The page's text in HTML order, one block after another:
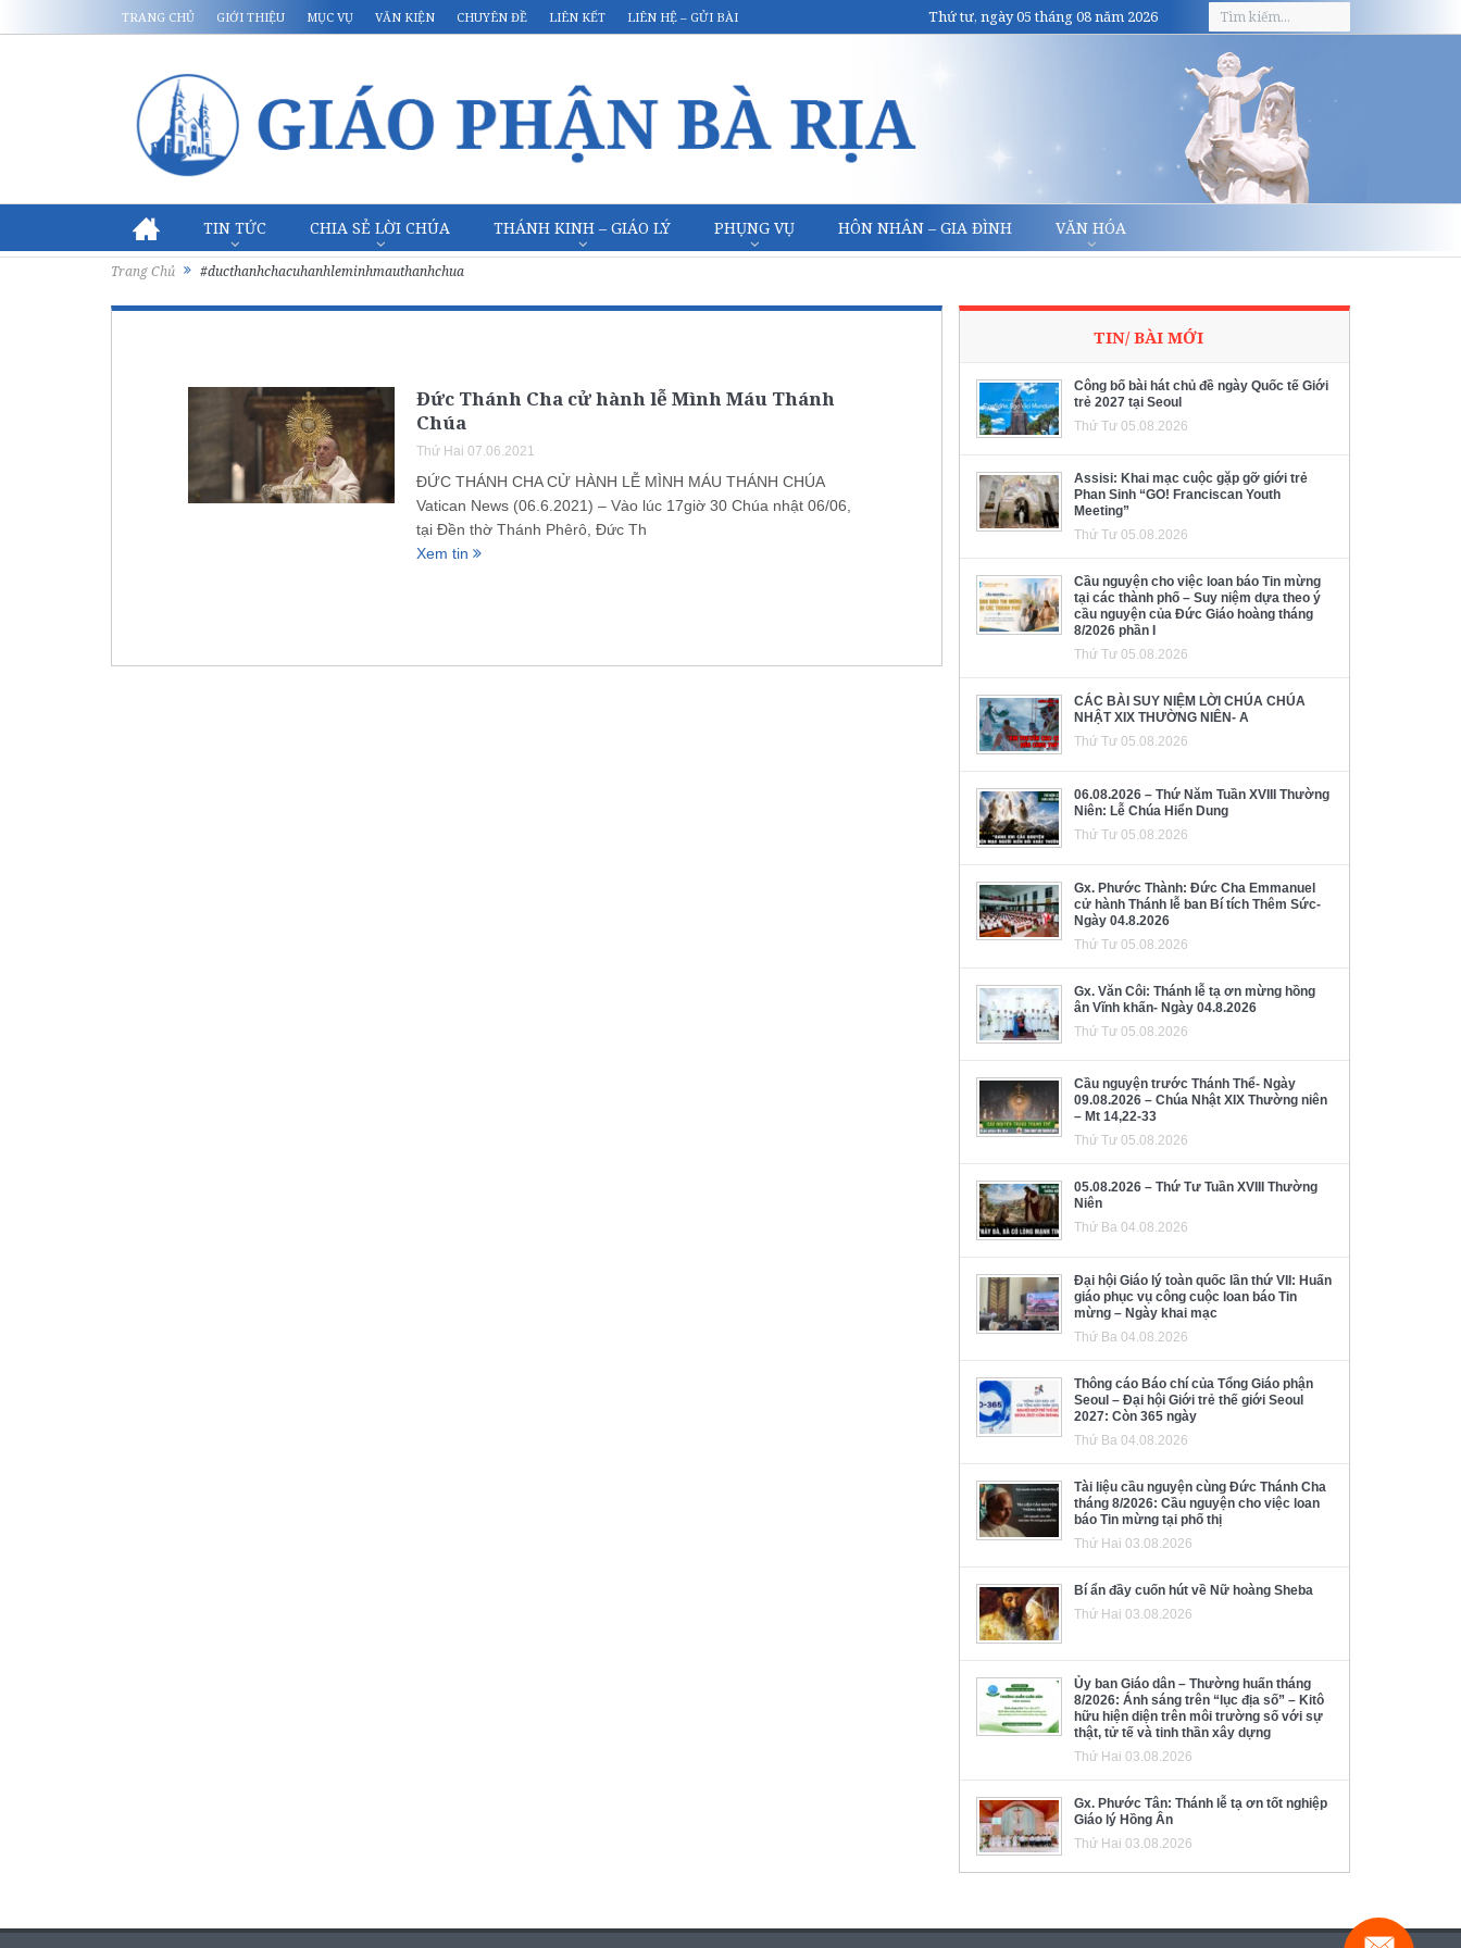
TRANG CHỦ GIỚI THIỆU MỤC VỤ VĂN KIỆN CHUYÊN ĐỀ LIÊN KẾT LIÊN HỆ – GỬI BÀI Thứ tư, ngày 05 tháng 08 năm 2026
TIN TỨC CHIA SẺ LỜI CHÚA THÁNH KINH – GIÁO LÝ PHỤNG VỤ HÔN NHÂN – GIA ĐÌNH VĂN HÓA
Trang Chủ #ducthanhchacuhanhleminhmauthanhchua
Đức Thánh Cha cử hành lễ Mình Máu Thánh
Chúa
Thứ Hai 07.06.2021
ĐỨC THÁNH CHA CỬ HÀNH LỄ MÌNH MÁU THÁNH CHÚA
Vatican News (06.6.2021) – Vào lúc 17giờ 30 Chúa nhật 06/06,
tại Đền thờ Thánh Phêrô, Đức Th
Xem tin
TIN/ BÀI MỚI
Công bố bài hát chủ đề ngày Quốc tế Giới
trẻ 2027 tại Seoul
Thứ Tư 05.08.2026
Assisi: Khai mạc cuộc gặp gỡ giới trẻ
Phan Sinh “GO! Franciscan Youth
Meeting”
Thứ Tư 05.08.2026
Cầu nguyện cho việc loan báo Tin mừng
tại các thành phố – Suy niệm dựa theo ý
cầu nguyện của Đức Giáo hoàng tháng
8/2026 phần I
Thứ Tư 05.08.2026
CÁC BÀI SUY NIỆM LỜI CHÚA CHÚA
NHẬT XIX THƯỜNG NIÊN- A
Thứ Tư 05.08.2026
06.08.2026 – Thứ Năm Tuần XVIII Thường
Niên: Lễ Chúa Hiển Dung
Thứ Tư 05.08.2026
Gx. Phước Thành: Đức Cha Emmanuel
cử hành Thánh lễ ban Bí tích Thêm Sức-
Ngày 04.8.2026
Thứ Tư 05.08.2026
Gx. Văn Côi: Thánh lễ tạ ơn mừng hồng
ân Vĩnh khấn- Ngày 04.8.2026
Thứ Tư 05.08.2026
Cầu nguyện trước Thánh Thể- Ngày
09.08.2026 – Chúa Nhật XIX Thường niên
– Mt 14,22-33
Thứ Tư 05.08.2026
05.08.2026 – Thứ Tư Tuần XVIII Thường
Niên
Thứ Ba 04.08.2026
Đại hội Giáo lý toàn quốc lần thứ VII: Huấn
giáo phục vụ công cuộc loan báo Tin
mừng – Ngày khai mạc
Thứ Ba 04.08.2026
Thông cáo Báo chí của Tổng Giáo phận
Seoul – Đại hội Giới trẻ thế giới Seoul
2027: Còn 365 ngày
Thứ Ba 04.08.2026
Tài liệu cầu nguyện cùng Đức Thánh Cha
tháng 8/2026: Cầu nguyện cho việc loan
báo Tin mừng tại phố thị
Thứ Hai 03.08.2026
Bí ẩn đầy cuốn hút về Nữ hoàng Sheba
Thứ Hai 03.08.2026
Ủy ban Giáo dân – Thường huấn tháng
8/2026: Ánh sáng trên “lục địa số” – Kitô
hữu hiện diện trên môi trường số với sự
thật, tử tế và tinh thần xây dựng
Thứ Hai 03.08.2026
Gx. Phước Tân: Thánh lễ tạ ơn tốt nghiệp
Giáo lý Hồng Ân
Thứ Hai 03.08.2026